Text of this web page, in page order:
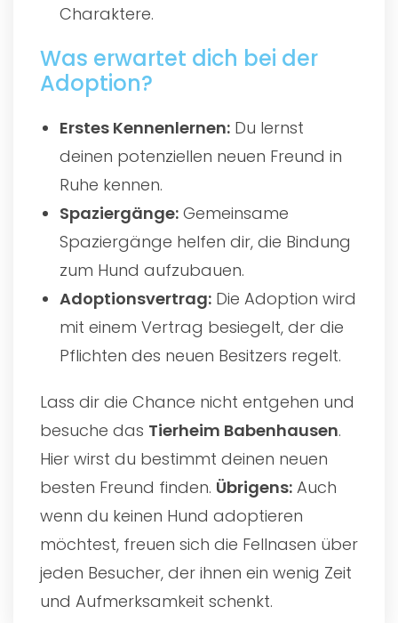
Charaktere.
Was erwartet dich bei der
Adoption?
Erstes Kennenlernen: Du lernst
deinen potenziellen neuen Freund in
Ruhe kennen.
Spaziergänge: Gemeinsame
Spaziergänge helfen dir, die Bindung
zum Hund aufzubauen.
Adoptionsvertrag: Die Adoption wird
mit einem Vertrag besiegelt, der die
Pflichten des neuen Besitzers regelt.
Lass dir die Chance nicht entgehen und
besuche das Tierheim Babenhausen.
Hier wirst du bestimmt deinen neuen
besten Freund finden. Übrigens: Auch
wenn du keinen Hund adoptieren
möchtest, freuen sich die Fellnasen über
jeden Besucher, der ihnen ein wenig Zeit
und Aufmerksamkeit schenkt.